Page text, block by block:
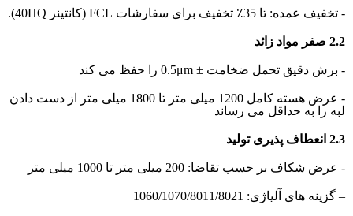
- تخفیف عمده: تا 35٪ تخفیف برای سفارشات FCL (کانتینر 40HQ).
2.2 صفر مواد زائد
- برش دقیق تحمل ضخامت ± 0.5μm را حفظ می کند
- عرض هسته کامل 1200 میلی متر تا 1800 میلی متر از دست دادن
لبه را به حداقل می رساند
2.3 انعطاف پذیری تولید
- عرض شکاف بر حسب تقاضا: 200 میلی متر تا 1000 میلی متر
– گزینه های آلیاژی: 1060/1070/8011/8021